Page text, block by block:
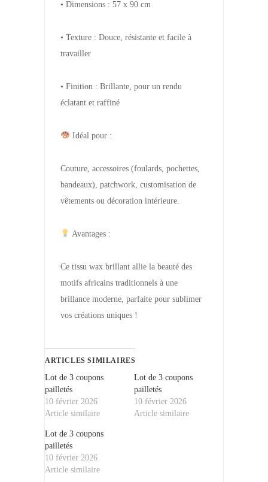
• Dimensions : 57 x 90 cm
• Texture : Douce, résistante et facile à
travailler
• Finition : Brillante, pour un rendu
éclatant et raffiné
Idéal pour :
Couture, accessoires (foulards, pochettes,
bandeaux), patchwork, customisation de
vêtements ou décoration intérieure.
Avantages :
Ce tissu wax brillant allie la beauté des
motifs africains traditionnels à une
brillance moderne, parfaite pour sublimer
vos créations uniques !
ARTICLES SIMILAIRES
Lot de 3 coupons
pailletés
10 février 2026
Article similaire
Lot de 3 coupons
pailletés
10 février 2026
Article similaire
Lot de 3 coupons
pailletés
10 février 2026
Article similaire